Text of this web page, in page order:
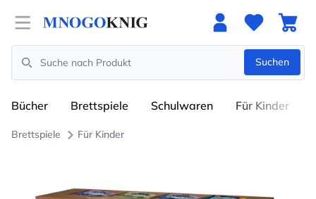
Open menu
Search
Suchen
Bücher Brettspiele Schulwaren Für Kinder
Brettspiele Für Kinder